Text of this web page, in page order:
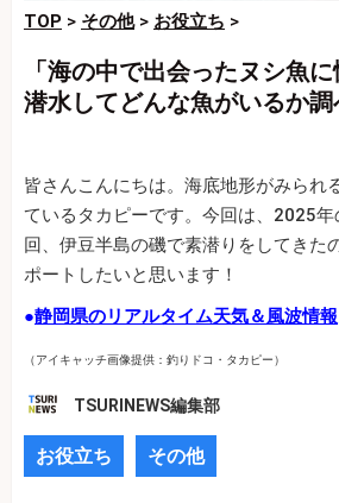
TOP > その他> お役立ち >
「海の中で出会ったヌシ魚
潜水してどんな魚がいるか
皆さんこんにちは。海底地形がみられ
ているタカピーです。今回は、2025
回、伊豆半島の磯で素潜りをしてきた
ポートしたいと思います！
●静岡県のリアルタイム天気＆風波情報
（アイキャッチ画像提供：釣りドコ・タカピー）
TSURINEWS編集部
お役立ち その他